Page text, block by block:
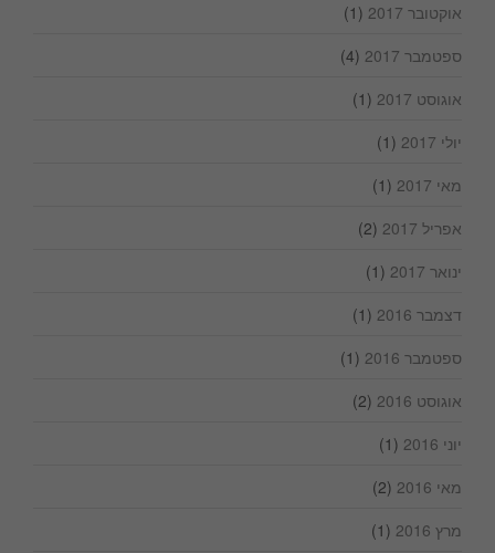
אוקטובר 2017
(1)
ספטמבר 2017
(4)
אוגוסט 2017
(1)
יולי 2017
(1)
מאי 2017
(1)
אפריל 2017
(2)
ינואר 2017
(1)
דצמבר 2016
(1)
ספטמבר 2016
(1)
אוגוסט 2016
(2)
יוני 2016
(1)
מאי 2016
(2)
מרץ 2016
(1)